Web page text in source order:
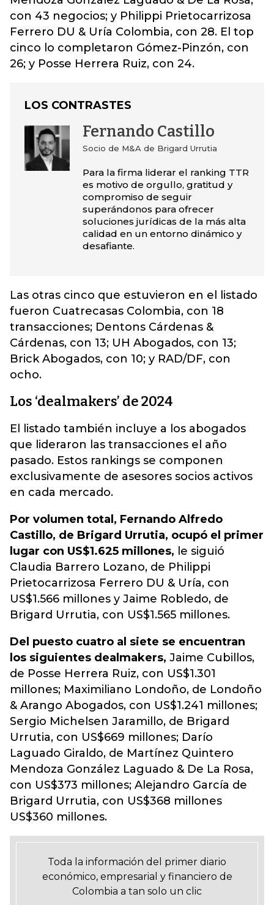
con 43 negocios; y Philippi Prietocarrizosa
Ferrero DU & Uría Colombia, con 28. El top
cinco lo completaron Gómez-Pinzón, con
26; y Posse Herrera Ruiz, con 24.
LOS CONTRASTES
Fernando Castillo
Socio de M&A de Brigard Urrutia
Para la firma liderar el ranking TTR
es motivo de orgullo, gratitud y
compromiso de seguir
superándonos para ofrecer
soluciones jurídicas de la más alta
calidad en un entorno dinámico y
desafiante.
Las otras cinco que estuvieron en el listado
fueron Cuatrecasas Colombia, con 18
transacciones; Dentons Cárdenas &
Cárdenas, con 13; UH Abogados, con 13;
Brick Abogados, con 10; y RAD/DF, con
ocho.
Los ‘dealmakers’ de 2024
El listado también incluye a los abogados
que lideraron las transacciones el año
pasado. Estos rankings se componen
exclusivamente de asesores socios activos
en cada mercado.
Por volumen total, Fernando Alfredo
Castillo, de Brigard Urrutia, ocupó el primer
lugar con US$1.625 millones, le siguió
Claudia Barrero Lozano, de Philippi
Prietocarrizosa Ferrero DU & Uría, con
US$1.566 millones y Jaime Robledo, de
Brigard Urrutia, con US$1.565 millones.
Del puesto cuatro al siete se encuentran
los siguientes dealmakers, Jaime Cubillos,
de Posse Herrera Ruiz, con US$1.301
millones; Maximiliano Londoño, de Londoño
& Arango Abogados, con US$1.241 millones;
Sergio Michelsen Jaramillo, de Brigard
Urrutia, con US$669 millones; Darío
Laguado Giraldo, de Martínez Quintero
Mendoza González Laguado & De La Rosa,
con US$373 millones; Alejandro García de
Brigard Urrutia, con US$368 millones
US$360 millones.
Toda la información del primer diario
económico, empresarial y financiero de
Colombia a tan solo un clic